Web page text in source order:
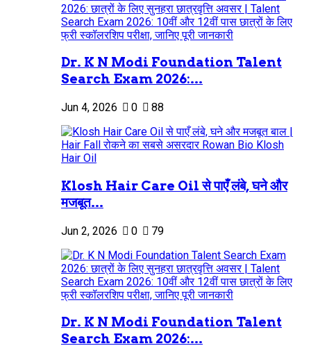
Dr. K N Modi Foundation Talent
Search Exam 2026:...
Jun 4, 2026 0 88
Klosh Hair Care Oil से पाएँ लंबे, घने और
मजबूत...
Jun 2, 2026 0 79
Dr. K N Modi Foundation Talent
Search Exam 2026:...